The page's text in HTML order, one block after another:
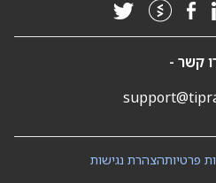
קשר -
הצהרת נגישותפרטיות